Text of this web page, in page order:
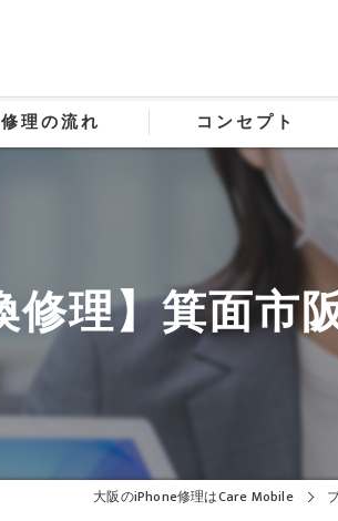
修理の流れ コンセプト
修理】箕面
大阪のiPhone修理はCare Mobile